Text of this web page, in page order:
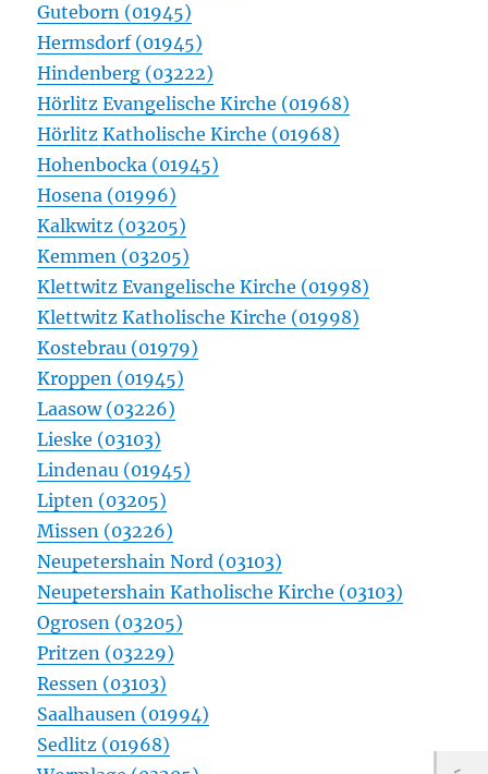
Guteborn (01945)
Hermsdorf (01945)
Hindenberg (03222)
Hörlitz Evangelische Kirche (01968)
Hörlitz Katholische Kirche (01968)
Hohenbocka (01945)
Hosena (01996)
Kalkwitz (03205)
Kemmen (03205)
Klettwitz Evangelische Kirche (01998)
Klettwitz Katholische Kirche (01998)
Kostebrau (01979)
Kroppen (01945)
Laasow (03226)
Lieske (03103)
Lindenau (01945)
Lipten (03205)
Missen (03226)
Neupetershain Nord (03103)
Neupetershain Katholische Kirche (03103)
Ogrosen (03205)
Pritzen (03229)
Ressen (03103)
Saalhausen (01994)
Sedlitz (01968)